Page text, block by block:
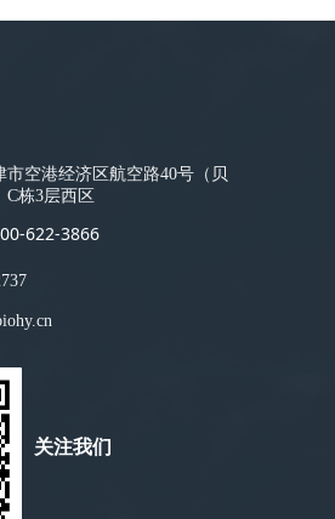
市空港经济区航空路40号（贝
C栋3层西区
关注我们
622-3866